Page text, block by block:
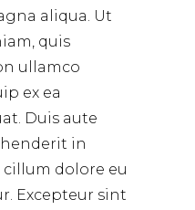
aliqua. Ut
quis
ullamco
ex ea
Duis aute
in
dolore eu
Excepteur sint